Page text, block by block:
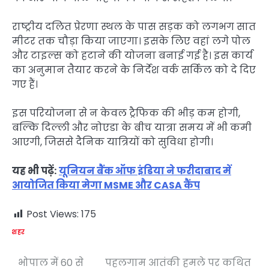
राष्ट्रीय दलित प्रेरणा स्थल के पास सड़क को लगभग सात
मीटर तक चौड़ा किया जाएगा। इसके लिए वहां लगे पोल
और टाइल्स को हटाने की योजना बनाई गई है। इस कार्य
का अनुमान तैयार करने के निर्देश वर्क सर्किल को दे दिए
गए हैं।​
इस परियोजना से न केवल ट्रैफिक की भीड़ कम होगी,
बल्कि दिल्ली और नोएडा के बीच यात्रा समय में भी कमी
आएगी, जिससे दैनिक यात्रियों को सुविधा होगी।
यह भी पढ़ें:यूनियन बैंक ऑफ इंडिया ने फरीदाबाद में
आयोजित किया मेगा MSME और CASA कैंप
Post Views: 175
शहर
भोपाल में 60 से पहलगाम आतंकी हमले पर कथित